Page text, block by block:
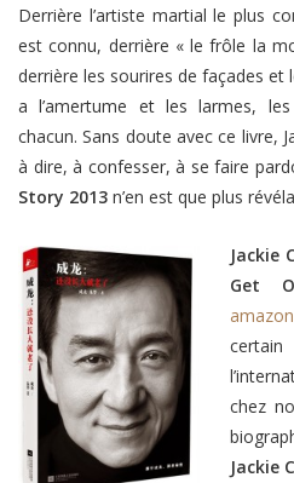
Derrière l’artiste martial le plus
est connu, derrière « le frôle la
derrière les sourires de façades
a l’amertume et les larmes,
chacun. Sans doute avec ce livre,
à dire, à confesser, à se faire
Story 2013 n’en est que plus
Jackie
Get
chez
Jackie